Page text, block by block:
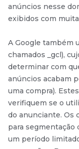
anúncios nesse
exibidos com
A Google também
chamados _gcl),
determinar com
anúncios acabam
uma compra).
verifiquem se o
do anunciante. Os
para
um período